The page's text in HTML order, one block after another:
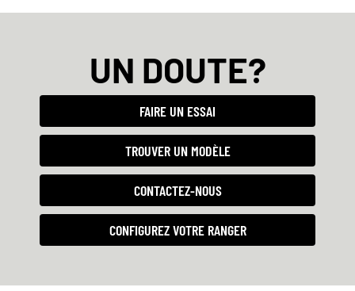
UN DOUTE?
FAIRE UN ESSAI
TROUVER UN MODÈLE
CONTACTEZ-NOUS
CONFIGUREZ VOTRE RANGER